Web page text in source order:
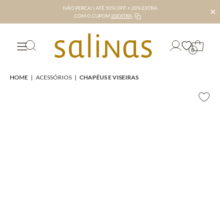
NÃO PERCA! | ATÉ 50% OFF + 20% EXTRA
COM O CUPOM 20EXTRA ✕
0
HOME | ACESSÓRIOS | CHAPÉUS E VISEIRAS